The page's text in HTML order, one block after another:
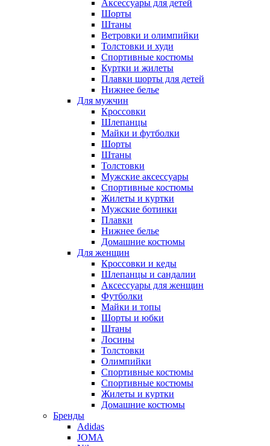
Аксессуары для детей
Шорты
Штаны
Ветровки и олимпийки
Толстовки и худи
Спортивные костюмы
Куртки и жилеты
Плавки шорты для детей
Нижнее белье
Для мужчин
Кроссовки
Шлепанцы
Майки и футболки
Шорты
Штаны
Толстовки
Мужские аксессуары
Спортивные костюмы
Жилеты и куртки
Мужские ботинки
Плавки
Нижнее белье
Домашние костюмы
Для женщин
Кроссовки и кеды
Шлепанцы и сандалии
Аксессуары для женщин
Футболки
Майки и топы
Шорты и юбки
Штаны
Лосины
Толстовки
Олимпийки
Спортивные костюмы
Спортивные костюмы
Жилеты и куртки
Домашние костюмы
Бренды
Adidas
JOMA